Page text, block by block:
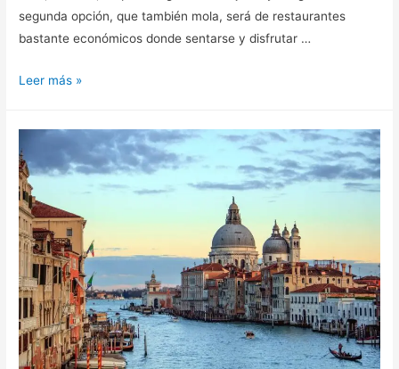
segunda opción, que también mola, será de restaurantes
bastante económicos donde sentarse y disfrutar …
DÓNDE
VENECIA
Leer más »